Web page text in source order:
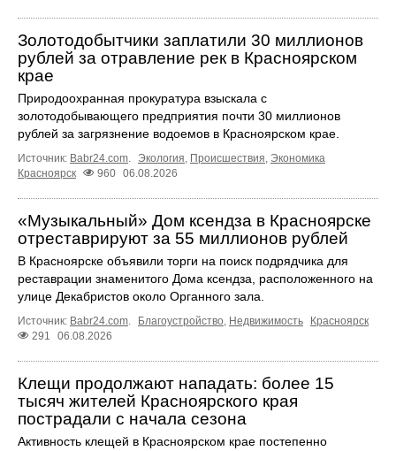
Золотодобытчики заплатили 30 миллионов
рублей за отравление рек в Красноярском
крае
Природоохранная прокуратура взыскала с
золотодобывающего предприятия почти 30 миллионов
рублей за загрязнение водоемов в Красноярском крае.
Источник: Babr24.com Экология Происшествия Экономика
Красноярск
960 06.08.2026
«Музыкальный» Дом ксендза в Красноярске
отреставрируют за 55 миллионов рублей
В Красноярске объявили торги на поиск подрядчика для
реставрации знаменитого Дома ксендза, расположенного на
улице Декабристов около Органного зала.
Источник: Babr24.com. Благоустройство, Недвижимость
Красноярск
291
06.08.2026
Клещи продолжают нападать: более 15
тысяч жителей Красноярского края
пострадали с начала сезона
Активность клещей в Красноярском крае постепенно